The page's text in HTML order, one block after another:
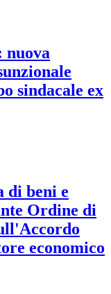
nuova
sindacale ex
di beni e
Ordine di
economico